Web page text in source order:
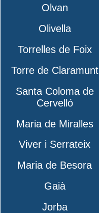
Olvan
Olivella
Torrelles de Foix
Torre de Claramunt
Santa Coloma de
Cervelló
Maria de Miralles
Viver i Serrateix
Maria de Besora
Gaià
Jorba